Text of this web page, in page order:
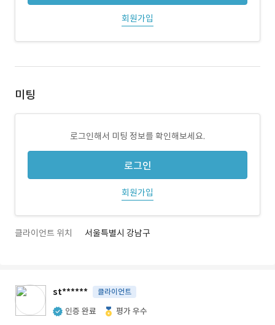
회원가입
미팅
로그인해서 미팅 정보를 확인해보세요.
로그인
회원가입
클라이언트 위치 서울특별시 강남구
st****** 클라이언트
인증 완료 평가 우수